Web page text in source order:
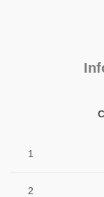
1
2